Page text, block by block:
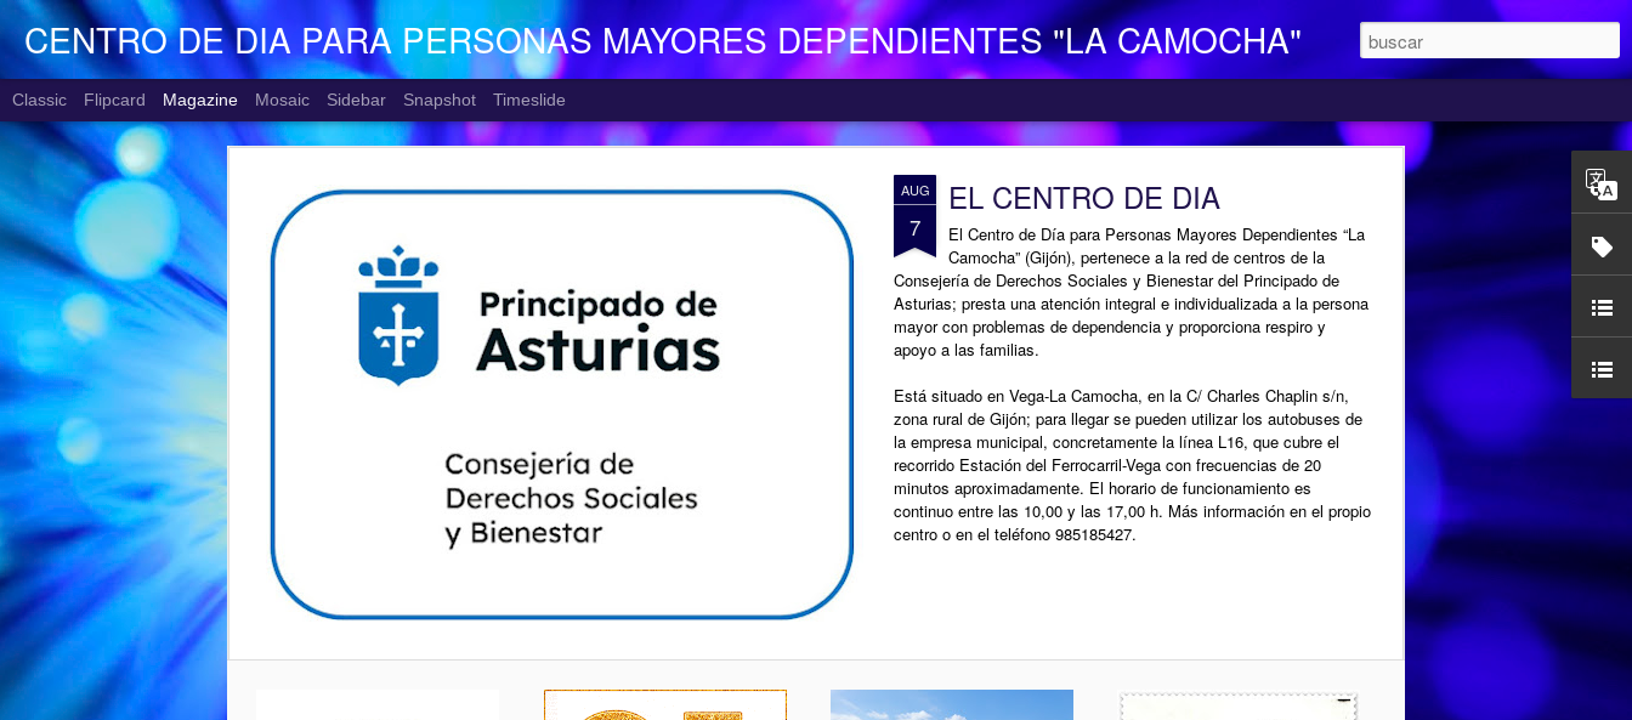
CENTRO DE DIA PARA PERSONAS MAYORES DEPENDIENTES "LA CAMOCHA"
Classic Flipcard Magazine Mosaic Sidebar Snapshot Timeslide
AUG
7
EL CENTRO DE DIA
El Centro de Día para Personas Mayores Dependientes “La
Camocha” (Gijón), pertenece a la red de centros de la
Consejería de Derechos Sociales y Bienestar del Principado de
Asturias; presta una atención integral e individualizada a la persona
mayor con problemas de dependencia y proporciona respiro y
apoyo a las familias.
Está situado en Vega-La Camocha, en la C/ Charles Chaplin s/n,
zona rural de Gijón; para llegar se pueden utilizar los autobuses de
la empresa municipal, concretamente la línea L16, que cubre el
recorrido Estación del Ferrocarril-Vega con frecuencias de 20
minutos aproximadamente. El horario de funcionamiento es
continuo entre las 10,00 y las 17,00 h. Más información en el propio
centro o en el teléfono 985185427.